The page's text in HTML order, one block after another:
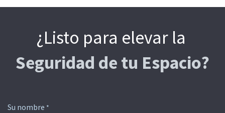
¿Listo para elevar la
Seguridad de tu Espacio?
Su nombre *